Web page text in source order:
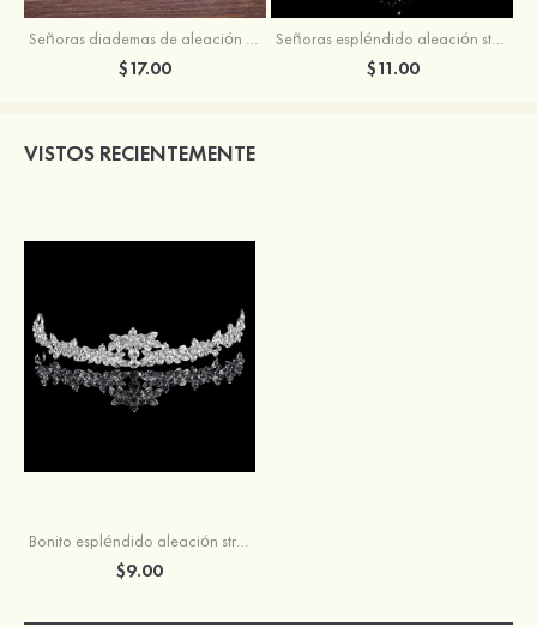
Señoras diademas de aleación con strass
$17.00
Señoras espléndido aleación strass peines y pasadores
$11.00
VISTOS RECIENTEMENTE
Bonito espléndido aleación strass diademas
$9.00